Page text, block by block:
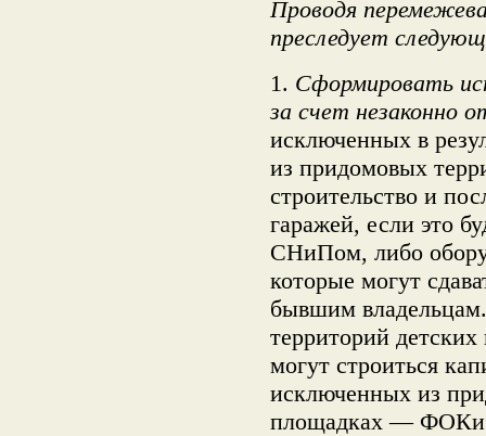
Проводя
преследует
1. Сформировать
за счет незаконно
исключенных в
из придомовых
строительство и
гаражей, если это
СНиПом, либо
которые могут
бывшим
территорий
могут строиться
исключенных из
площадках — ФОКи